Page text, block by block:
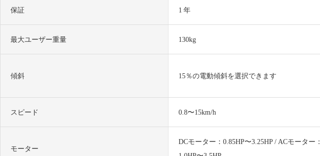
保証 1 年
最大ユーザー重量 130kg
傾斜 15％の電動傾斜を選択できます
スピード 0.8〜15km/h
モーター
DCモーター：0.85HP〜3.25HP / ACモーター：